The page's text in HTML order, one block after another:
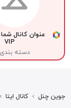
عنوان کانال شما
VIP
دسته بندی
جوین چنل › کانال ایتا ›